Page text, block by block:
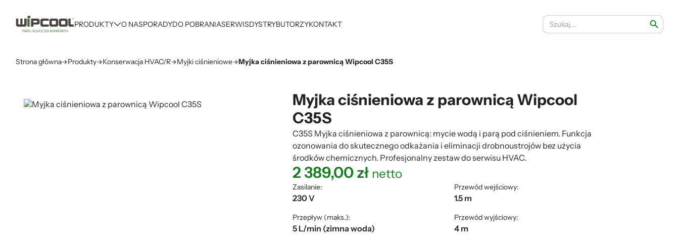
PRODUKTY O NASPORADYDO POBRANIASERWISDYSTRYBUTORZYKONTAKT
Search
for:
Search Button
Strona główna Produkty Konserwacja HVAC/R Myjki ciśnieniowe Myjka ciśnieniowa z parownicą Wipcool C35S
Myjka ciśnieniowa z parownicą Wipcool
C35S
C35S Myjka ciśnieniowa z parownicą: mycie wodą i parą pod ciśnieniem. Funkcja
ozonowania do skutecznego odkażania i eliminacji drobnoustrojów bez użycia
środków chemicznych. Profesjonalny zestaw do serwisu HVAC.
2 389,00zł netto
Zasilanie:
230 V
Przepływ (maks.):
5 L/min (zimna woda)
Przewód wejściowy:
1.5 m
Przewód wyjściowy:
4 m